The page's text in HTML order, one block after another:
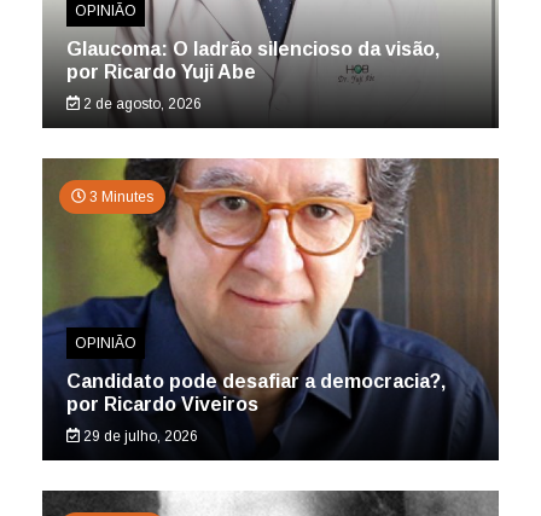
OPINIÃO
Glaucoma: O ladrão silencioso da visão,
por Ricardo Yuji Abe
2 de agosto, 2026
3 Minutes
OPINIÃO
Candidato pode desafiar a democracia?,
por Ricardo Viveiros
29 de julho, 2026